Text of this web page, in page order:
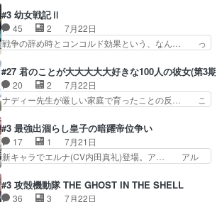
ゴリラに飽きてニワトリにス… セルリスには見守
り役が居ないとアカンね自… すみませんセルリス
萌えでした魔族の男の子…
術師学校を突如襲った魔狼はベリルとフ… 老いに
対する恐怖ね。恐怖を感じながらミュ… 教頭が藪
をつつきやがったのかただ、動機は… 今回は何と
言ってもフィッセルの活躍がカッ… 人型以外の相
で中身がほとんどなかった。… 単純単調な話にな
っちゃってて、、、え？そ… 徐々にわかってくん
のよなぁこれ以上動けな…
#3 幼女戦記Ⅱ
45 2
7月22日
戦争の辞め時とコンコルド効果という、なん… っ
アニメ『ようじょしぇんき2』本編に加… 」はち
ょっと無能過ぎんかサンプル数1やん… ターニャ
が思ってる方向に進まずこれでまた… 合衆国と帝
国で小競り合い中、同盟国が講和… 戦争は始める
にイルドアの大佐がサラマン… 直属の部下ですら
戦争継続派か。。戦争は始… 「（あの量の差が気
になるッ!!!）」ジェ…
#27 君のことが大大大大大好きな100人の彼女(第3期)
20 2
7月22日
ナディー先生が厳しい家庭で育ったことの反… こ
由、アメリカ、日本人、国語教師＋新たな… ナデ
ィー（大和撫子、やまと100Girl… 美しすぎる美
しいに美しいは美しすぎてうっ… 25)BP○さん見
逃して26)最高の機能… 前任退職、後任の教師ナ
恋太郎正解らしい… ①次の新キャラは後任の国語
#3 最強出涸らし皇子の暗躍帝位争い
17 1
7月21日
新キャラでエルナ(CV内田真礼)登場。ア… アル
るアニメが多いｗ骸骨騎士様、只今異… 傀儡政権
を狙っているのか、弟が皇帝になっ… エルナは
#3 攻殻機動隊 THE GHOST IN THE SHELL
36 3
7月22日